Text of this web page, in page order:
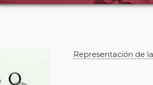
Representación de